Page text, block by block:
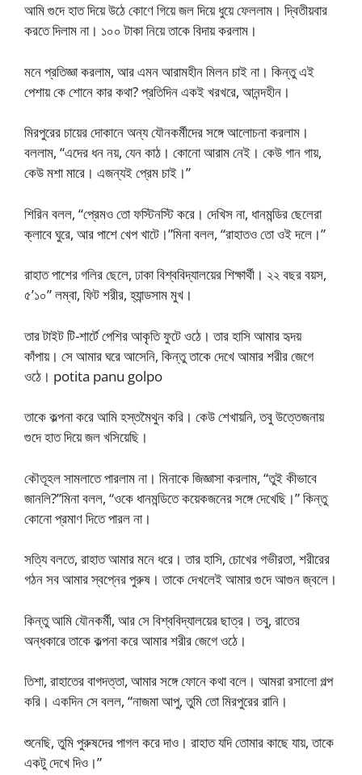
আমি গুদে হাত দিয়ে উঠে কোণে গিয়ে জল দিয়ে ধুয়ে ফেললাম। দ্বিতীয়বার
করতে দিলাম না। ১০০ টাকা নিয়ে তাকে বিদায় করলাম।
মনে প্রতিজ্ঞা করলাম, আর এমন আরামহীন মিলন চাই না। কিন্তু এই
পেশায় কে শোনে কার কথা? প্রতিদিন একই খরখরে, আনন্দহীন।
মিরপুরের চায়ের দোকানে অন্য যৌনকর্মীদের সঙ্গে আলোচনা করলাম।
বললাম, “এদের ধন নয়, যেন কাঠ। কোনো আরাম নেই। কেউ গান গায়,
কেউ মশা মারে। এজন্যই প্রেম চাই।”
শিরিন বলল, “প্রেমও তো ফস্টিনস্টি করে। দেখিস না, ধানমন্ডির ছেলেরা
ক্লাবে ঘুরে, আর পাশে খেপ খাটে।”মিনা বলল, “রাহাতও তো ওই দলে।”
রাহাত পাশের গলির ছেলে, ঢাকা বিশ্ববিদ্যালয়ের শিক্ষার্থী। ২২ বছর বয়স,
৫’১০” লম্বা, ফিট শরীর, হ্যান্ডসাম মুখ।
তার টাইট টি-শার্টে পেশির আকৃতি ফুটে ওঠে। তার হাসি আমার হৃদয়
কাঁপায়। সে আমার ঘরে আসেনি, কিন্তু তাকে দেখে আমার শরীর জেগে
ওঠে। potita panu golpo
তাকে কল্পনা করে আমি হস্তমৈথুন করি। কেউ শেখায়নি, তবু উত্তেজনায়
গুদে হাত দিয়ে জল খসিয়েছি।
কৌতূহল সামলাতে পারলাম না। মিনাকে জিজ্ঞাসা করলাম, “তুই কীভাবে
জানলি?”মিনা বলল, “ওকে ধানমন্ডিতে কয়েকজনের সঙ্গে দেখেছি।” কিন্তু
কোনো প্রমাণ দিতে পারল না।
সত্যি বলতে, রাহাত আমার মনে ধরে। তার হাসি, চোখের গভীরতা, শরীরের
গঠন সব আমার স্বপ্নের পুরুষ। তাকে দেখলেই আমার গুদে আগুন জ্বলে।
কিন্তু আমি যৌনকর্মী, আর সে বিশ্ববিদ্যালয়ের ছাত্র। তবু, রাতের
অন্ধকারে তাকে কল্পনা করে আমার শরীর জেগে ওঠে।
তিশা, রাহাতের বাগদত্তা, আমার সঙ্গে ফোনে কথা বলে। আমরা রসালো গল্প
করি। একদিন সে বলল, “নাজমা আপু, তুমি তো মিরপুরের রানি।
শুনেছি, তুমি পুরুষদের পাগল করে দাও। রাহাত যদি তোমার কাছে যায়, তাকে
একটু দেখে দিও।”